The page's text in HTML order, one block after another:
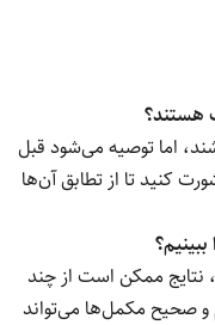
هستند؟
اما توصیه می‌شود قبل
کنید تا از تطابق آن‌ها
ممکن است از چند
صحیح مکمل‌ها می‌تواند